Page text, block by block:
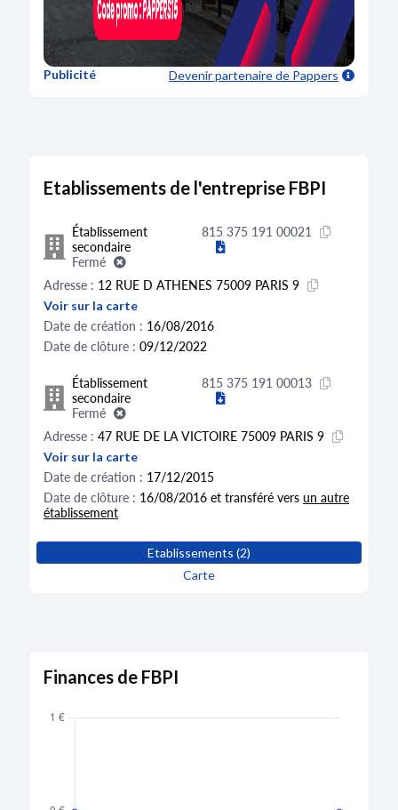
Publicité Devenir partenairede Pappers
Etablissements de l'entreprise FBPI
Établissement
secondaire
Fermé
815 375 191 00021
Adresse : 12 RUE D ATHENES 75009 PARIS 9
Voir sur la carte
Date de création : 16/08/2016
Date de clôture : 09/12/2022
Établissement
secondaire
Fermé
815 375 191 00013
Adresse : 47 RUE DE LA VICTOIRE 75009 PARIS 9
Voir sur la carte
Date de création : 17/12/2015
Date de clôture : 16/08/2016 et transféré vers un autre
établissement
Etablissements (2)
Carte
Finances de FBPI